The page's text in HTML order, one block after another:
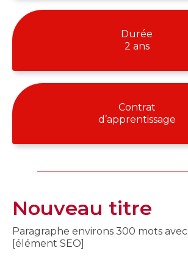
Durée
2 ans
Contrat
d’apprentissage
Nouveau titre
Paragraphe environs 300 mots avec
[élément SEO]